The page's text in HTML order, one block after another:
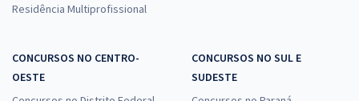
Residência Multiprofissional
CONCURSOS NO CENTRO-
OESTE
CONCURSOS NO SUL E
SUDESTE